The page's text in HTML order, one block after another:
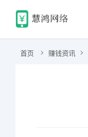
首页 赚钱资讯